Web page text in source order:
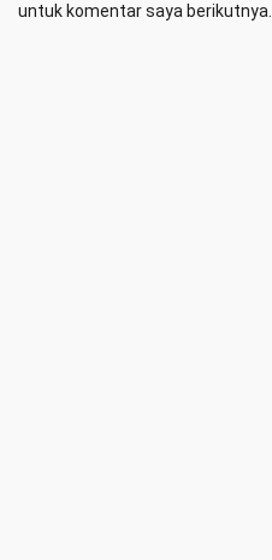
untuk komentar saya berikutnya.